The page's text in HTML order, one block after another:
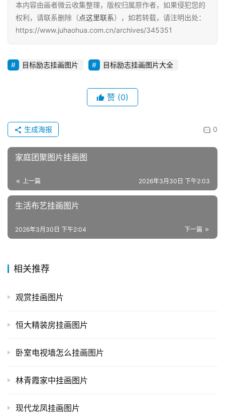
本内容由画者微云收集整理，版权归属原作者，如果侵犯您的
权利，请联系删除（点这里联系），如若转载，请注明出处：
https://www.juhaohua.com.cn/archives/345351
目标励志挂画图片 目标励志挂画图片大全
赞 (0)
0
生成海报
家庭团聚图片挂画图
上一篇 2026年3月30日 下午2:03
生活布艺挂画图片
下一篇
2026年3月30日 下午2:04
相关推荐
观赏挂画图片
恒大精装房挂画图片
卧室电视墙怎么挂画图片
林青霞家中挂画图片
现代龙凤挂画图片